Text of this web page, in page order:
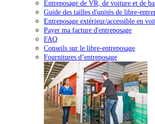
Entreposage de VR, de voiture et de
Guide des tailles d'unités de libre-
Entreposage extérieur/accessible en
Payer ma facture d'entreposage
FAQ
Conseils sur le libre-entreposage
Fournitures d’entreposage